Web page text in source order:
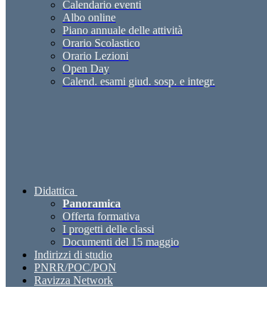
Calendario eventi
Albo online
Piano annuale delle attività
Orario Scolastico
Orario Lezioni
Open Day
Calend. esami giud. sosp. e integr.
Didattica
Panoramica
Offerta formativa
I progetti delle classi
Documenti del 15 maggio
Indirizzi di studio
PNRR/POC/PON
Ravizza Network